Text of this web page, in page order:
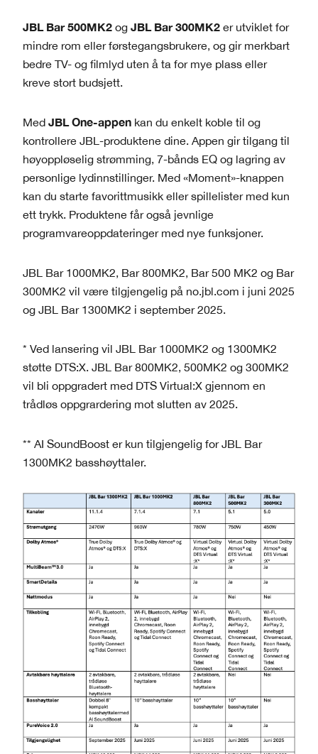
JBL Bar 500MK2 og JBL Bar 300MK2 er utviklet for
mindre rom eller førstegangsbrukere, og gir merkbart
bedre TV- og filmlyd uten å ta for mye plass eller
kreve stort budsjett.
Med JBL One-appen kan du enkelt koble til og
kontrollere JBL-produktene dine. Appen gir tilgang til
høyoppløselig strømming, 7-bånds EQ og lagring av
personlige lydinnstillinger. Med «Moment»-knappen
kan du starte favorittmusikk eller spillelister med kun
ett trykk. Produktene får også jevnlige
programvareoppdateringer med nye funksjoner.
JBL Bar 1000MK2, Bar 800MK2, Bar 500 MK2 og Bar
300MK2 vil være tilgjengelig på no.jbl.com i juni 2025
og JBL Bar 1300MK2 i september 2025.
* Ved lansering vil JBL Bar 1000MK2 og 1300MK2
støtte DTS:X. JBL Bar 800MK2, 500MK2 og 300MK2
vil bli oppgradert med DTS Virtual:X gjennom en
trådløs oppgrardering mot slutten av 2025.
** AI SoundBoost er kun tilgjengelig for JBL Bar
1300MK2 basshøyttaler.